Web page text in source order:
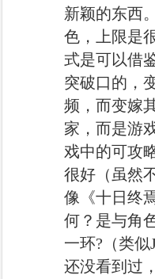
新颖的东西
色，上限是
式是可以借
突破口的，
频，而变嫁
家，而是游
戏中的可攻
很好（虽然
像《十日终
何？是与角
一环?（类
还没看到过